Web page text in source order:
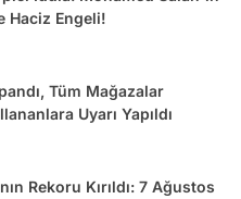
Haciz Engeli!
Tüm Mağazalar
Uyarı Yapıldı
Rekoru Kırıldı: 7 Ağustos